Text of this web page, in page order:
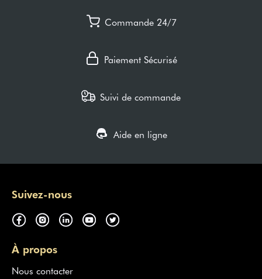
Commande 24/7
Paiement Sécurisé
Suivi de commande
Aide en ligne
Suivez-nous
À propos
Nous contacter